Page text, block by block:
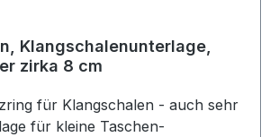
Klangschalenunterlage,
zirka 8 cm
für Klangschalen - auch sehr
für kleine Taschen-